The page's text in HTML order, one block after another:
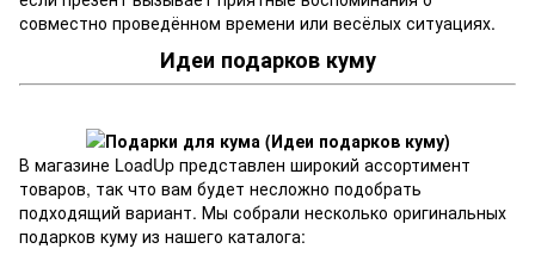
совместно проведённом времени или весёлых ситуациях.
Идеи подарков куму
В магазине LoadUp представлен широкий ассортимент
товаров, так что вам будет несложно подобрать
подходящий вариант. Мы собрали несколько оригинальных
подарков куму из нашего каталога: